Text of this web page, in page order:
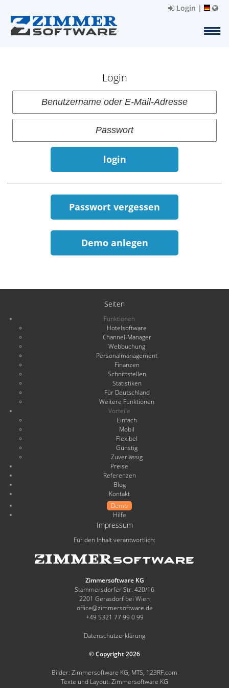
Login |
Login
login
Passwort vergessen
Demo anlegen
Seiten
Funktionen
Hotelsoftware
Channel-Manager
Webbuchung
Personalmanagement
Finanzen
Schnittstellen
Statistiken
Für Deutschland
Weitere Funktionen
Vorteile
Einfach
Mobil
Flexibel
Günstig
Zuverlässig
Preise
Referenzen
Blog
Kontakt
Demo
Hilfe
Impressum
Für den Inhalt verantwortlich:
Zimmersoftware KG
Stammersdorfer Str. 420/16
2201 Gerasdorf bei Wien
office@zimmersoftware.de
+49 5321 77 99 0 99
Datenschutzerklärung
© Copyright 2026
Bilder: Zimmersoftware KG, MTS, 123RF.com
Texte und Layout: Zimmersoftware KG